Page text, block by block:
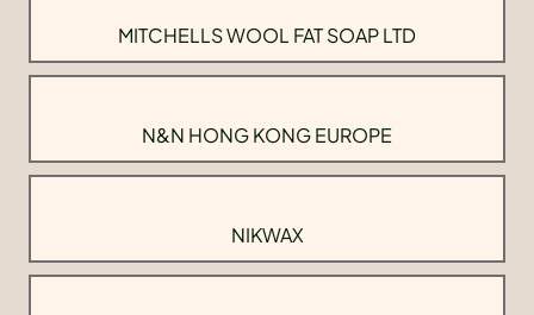
MITCHELLS WOOL FAT SOAP LTD
N&N HONG KONG EUROPE
NIKWAX